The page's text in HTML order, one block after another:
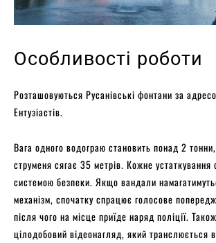
Особливості роботи
Розташовуються Русанівські фонтани за
Ентузіастів.
Вага одного водограю становить понад 2
струменя сягає 35 метрів. Кожне
системою безпеки. Якщо вандали
механізм, спочатку спрацює голосове
після чого на місце приїде наряд поліції.
цілодобовий відеонагляд, який транслюється